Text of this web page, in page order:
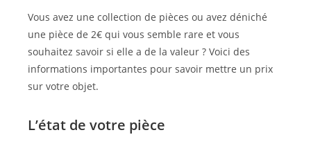
Vous avez une collection de pièces ou avez déniché
une pièce de 2€ qui vous semble rare et vous
souhaitez savoir si elle a de la valeur ? Voici des
informations importantes pour savoir mettre un prix
sur votre objet.
L’état de votre pièce